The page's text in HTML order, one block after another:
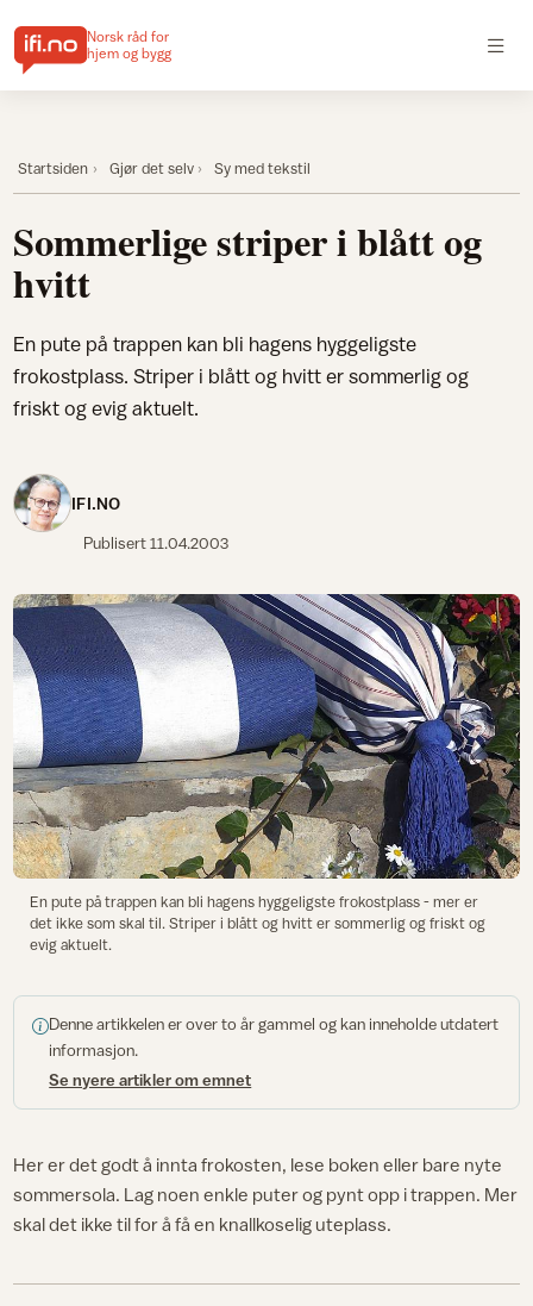
Norsk råd for
hjem og bygg
Startsiden Gjør det selv Sy med tekstil
Sommerlige striper i blått og
hvitt
En pute på trappen kan bli hagens hyggeligste
frokostplass. Striper i blått og hvitt er sommerlig og
friskt og evig aktuelt.
IFI.NO
Publisert11.04.2003
En pute på trappen kan bli hagens hyggeligste frokostplass - mer er
det ikke som skal til. Striper i blått og hvitt er sommerlig og friskt og
evig aktuelt.
Denne artikkelen er over to år gammel og kan inneholde utdatert
informasjon.
Se nyere artikler om emnet
Her er det godt å innta frokosten, lese boken eller bare nyte
sommersola. Lag noen enkle puter og pynt opp i trappen. Mer
skal det ikke til for å få en knallkoselig uteplass.